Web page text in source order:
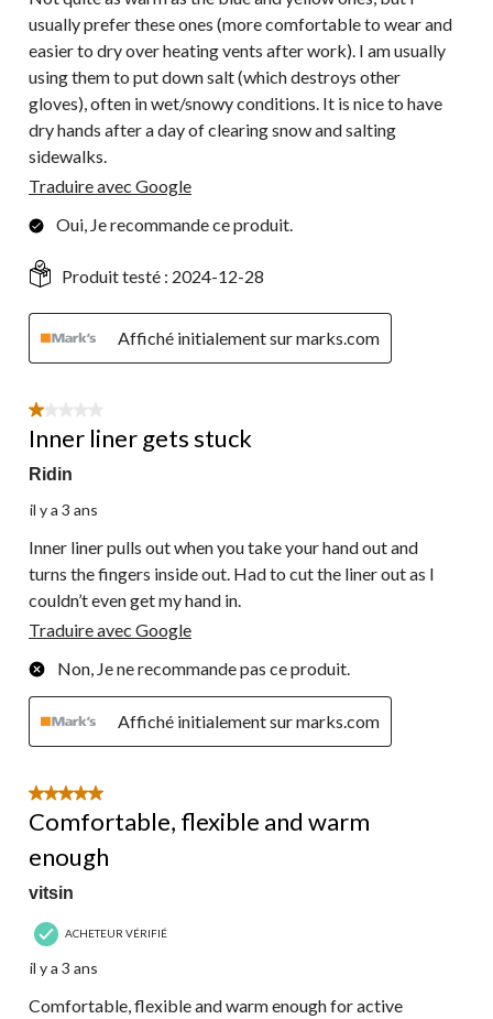
usually prefer these ones (more comfortable to wear and
easier to dry over heating vents after work). I am usually
using them to put down salt (which destroys other
gloves), often in wet/snowy conditions. It is nice to have
dry hands after a day of clearing snow and salting
sidewalks.
Traduire avec Google
Oui, Je recommande ce produit.
Produit testé : 2024-12-28
Affiché initialement sur marks.com
1 étoile(s) sur 5.
Inner liner gets stuck
Ridin
il y a 3 ans
Inner liner pulls out when you take your hand out and
turns the fingers inside out. Had to cut the liner out as I
couldn’t even get my hand in.
Traduire avec Google
Non, Je ne recommande pas ce produit.
Affiché initialement sur marks.com
5 étoile(s) sur 5.
Comfortable, flexible and warm
enough
vitsin
ACHETEUR VÉRIFIÉ
il y a 3 ans
Comfortable, flexible and warm enough for active